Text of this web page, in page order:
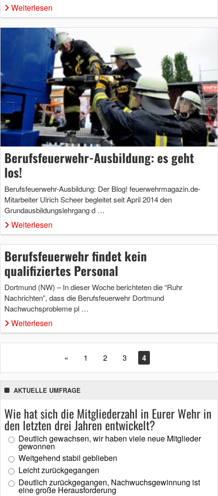
Weiterlesen
Berufsfeuerwehr-Ausbildung: es geht
los!
Berufsfeuerwehr-Ausbildung: Der Blog! feuerwehrmagazin.de-
Mitarbeiter Ulrich Scheer begleitet seit April 2014 den
Grundausbildungslehrgang d …
Weiterlesen
Berufsfeuerwehr findet kein
qualifiziertes Personal
Dortmund (NW) – In dieser Woche berichteten die “Ruhr
Nachrichten”, dass die Berufsfeuerwehr Dortmund
Nachwuchsprobleme pl …
Weiterlesen
« 1 2 3 4
AKTUELLE UMFRAGE
Wie hat sich die Mitgliederzahl in Eurer Wehr in
den letzten drei Jahren entwickelt?
Deutlich gewachsen, wir haben viele neue Mitglieder
gewonnen
Weitgehend stabil geblieben
Leicht zurückgegangen
Deutlich zurückgegangen, Nachwuchsgewinnung ist
eine große Herausforderung